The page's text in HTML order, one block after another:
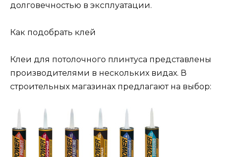
долговечностью в эксплуатации.
Как подобрать клей
Клеи для потолочного плинтуса представлены
производителями в нескольких видах. В
строительных магазинах предлагают на выбор: